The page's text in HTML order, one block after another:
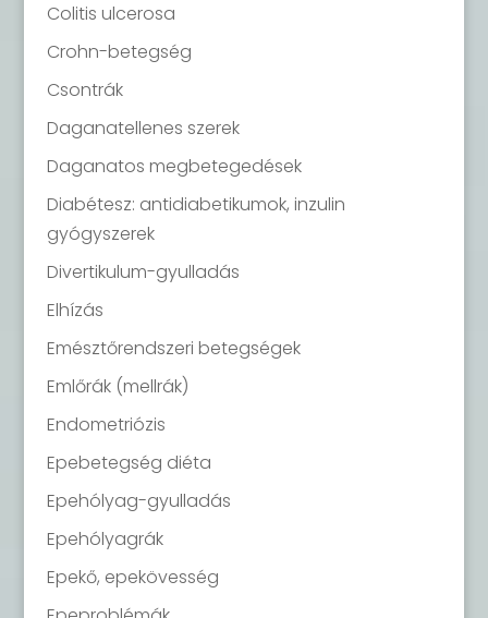
Colitis ulcerosa
Crohn-betegség
Csontrák
Daganatellenes szerek
Daganatos megbetegedések
Diabétesz: antidiabetikumok, inzulin
gyógyszerek
Divertikulum-gyulladás
Elhízás
Emésztőrendszeri betegségek
Emlőrák (mellrák)
Endometriózis
Epebetegség diéta
Epehólyag-gyulladás
Epehólyagrák
Epekő, epekövesség